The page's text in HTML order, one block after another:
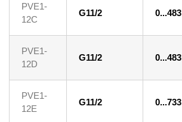
PVE1-
12C
G11/2 0...483
PVE1-
12D
G11/2 0...483
PVE1-
12E
G11/2 0...733